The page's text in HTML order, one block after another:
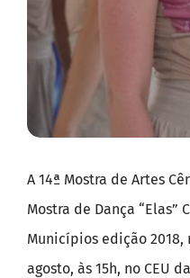
A 14ª Mostra de Artes
Mostra de Dança “Elas”
Municípios edição 2018,
agosto, às 15h, no CEU